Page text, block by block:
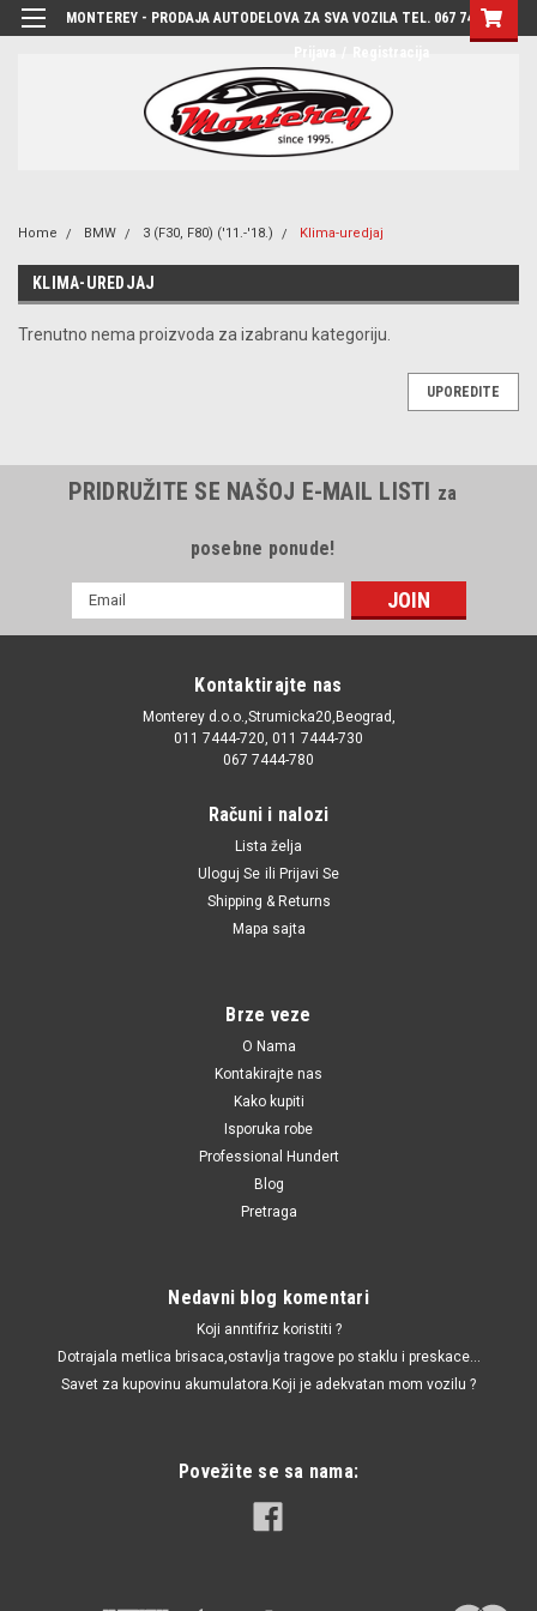
MONTEREY - PRODAJA AUTODELOVA ZA SVA VOZILA TEL. 067 7444-780
Home BMW 3 (F30, F80) ('11.-'18.) Klima-uredjaj
KLIMA-UREDJAJ
Trenutno nema proizvoda za izabranu kategoriju.
UPOREDITE
PRIDRUŽITE SE NAŠOJ E-MAIL LISTI za
posebne ponude!
mail
Kontaktirajte nas
Monterey d.o.o.,Strumicka20,Beograd,
011 7444-720, 011 7444-730
067 7444-780
Računi i nalozi
Lista želja
Uloguj Se ili Prijavi Se
Shipping & Returns
Mapa sajta
Brze veze
O Nama
Kontakirajte nas
Kako kupiti
Isporuka robe
Professional Hundert
Blog
Pretraga
Nedavni blog komentari
Koji anntifriz koristiti ?
Dotrajala metlica brisaca,ostavlja tragove po staklu i preskace...
Savet za kupovinu akumulatora.Koji je adekvatan mom vozilu ?
Povežite se sa nama: